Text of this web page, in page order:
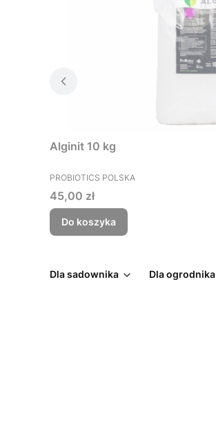
Alginit 10 kg
PRODUCENT
PROBIOTICS POLSKA
Cena
45,00 zł
Do koszyka
Dla sadownika Dla ogrodnika